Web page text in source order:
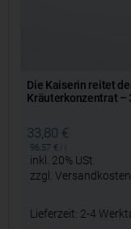
Die Kaiserin reitet
Kräuterkonzentrat –
33,80 €
96,57€
inkl. 20% USt.
zzgl.Versandkosten
Lieferzeit: 2-4